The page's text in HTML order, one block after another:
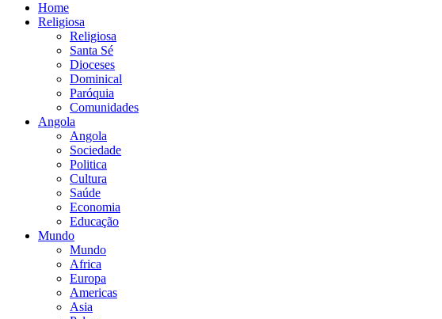
Home
Religiosa
Religiosa
Santa Sé
Dioceses
Dominical
Paróquia
Comunidades
Angola
Angola
Sociedade
Politica
Cultura
Saúde
Economia
Educação
Mundo
Mundo
Africa
Europa
Americas
Asia